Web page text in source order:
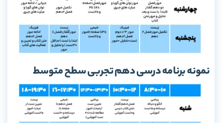
نمونه برنامه درسی دهم تجربی سطح متوسط